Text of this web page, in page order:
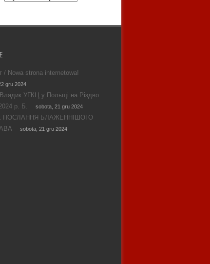
/ Nowa strona internetowa!
gru 2024
УГКЦ у Польщі на Різдво
р. Б.
sobota, 21 gru 2024
ПОСЛАННЯ БЛАЖЕННІШОГО
sobota, 21 gru 2024